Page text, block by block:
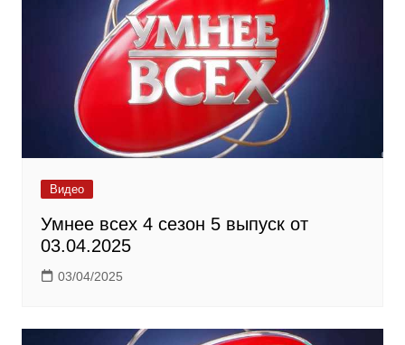
Видео
Умнее всех 4 сезон 5 выпуск от
03.04.2025
03/04/2025